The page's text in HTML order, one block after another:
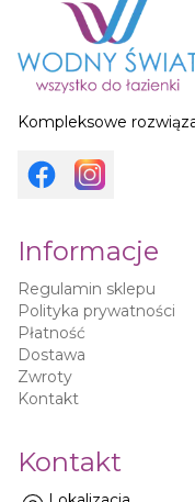
Kompleksowe
Informacje
Regulamin sklepu
Polityka prywatności
Płatność
Dostawa
Zwroty
Kontakt
Kontakt